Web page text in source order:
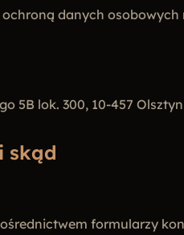
danych
5B lok. 300, 10-457 Olsztyn
skąd
formularzy